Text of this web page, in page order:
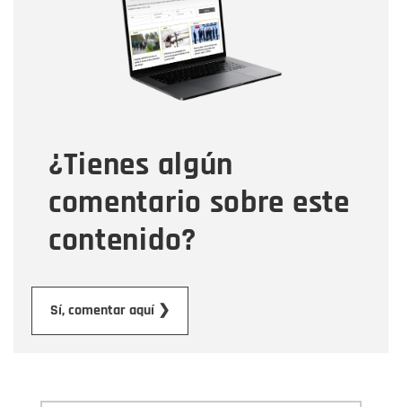
¿Tienes algún
comentario sobre este
contenido?
Sí, comentar aquí ❯
Correo electrónico
Tipo de comentario
Mensaje